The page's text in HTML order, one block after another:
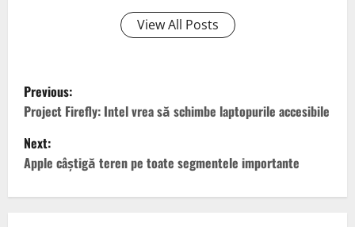
View All Posts
P
o
s
Previous:
Project Firefly: Intel vrea să schimbe laptopurile accesibile
Next:
Apple câștigă teren pe toate segmentele importante